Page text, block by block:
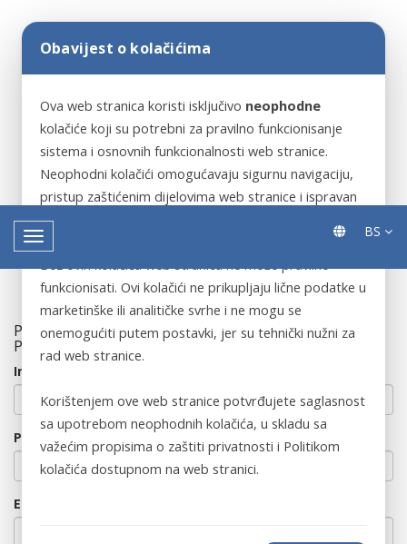
Obavijest o kolačićima
Ova web stranica koristi isključivo neophodne
kolačiće koji su potrebni za pravilno funkcionisanje
sistema i osnovnih funkcionalnosti web stranice.
Neophodni kolačići omogućavaju sigurnu navigaciju,
pristup zaštićenim dijelovima web stranice i ispravan
rad ključnih servisa.
Bez ovih kolačića web stranica ne može pravilno
funkcionisati. Ovi kolačići ne prikupljaju lične podatke u
marketinške ili analitičke svrhe i ne mogu se
onemogućiti putem postavki, jer su tehnički nužni za
rad web stranice.
Korištenjem ove web stranice potvrđujete saglasnost
sa upotrebom neophodnih kolačića, u skladu sa
važećim propisima o zaštiti privatnosti i Politikom
kolačića dostupnom na web stranici.
BS
PODACI O PRIJAVITELJU KORPUCIJE: (NEOBAVEZNO
POLJE)
Ime
Prezime
E-mail